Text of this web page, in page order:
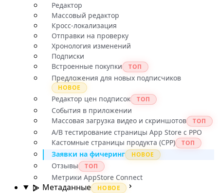
Редактор
Массовый редактор
Кросс-локализация
Отправки на проверку
Хронология изменений
Подписки
Встроенные покупки
ТОП
Предложения для новых подписчиков
НОВОЕ
Редактор цен подписок ТОП
События в приложении
Массовая загрузка видео и скриншотов
ТОП
A/B тестирование страницы App Store с PPO
Кастомные страницы продукта (CPP)
ТОП
Заявки на фичеринг НОВОЕ
Отзывы ТОП
Метрики AppStore Connect
Метаданные НОВОЕ